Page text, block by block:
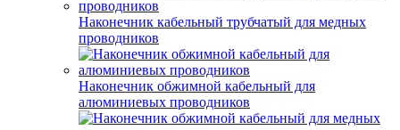
Наконечник кабельный трубчатый для медных
проводников
Наконечник обжимной кабельный для
алюминиевых проводников